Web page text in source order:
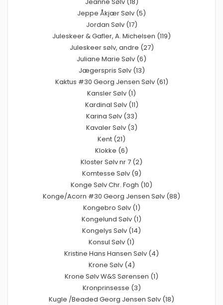
Jeanne Sølv (18)
Jeppe Åkjær Sølv (5)
Jordan Sølv (17)
Juleskeer & Gafler, A. Michelsen (119)
Juleskeer sølv, andre (27)
Juliane Marie Sølv (6)
Jægerspris Sølv (13)
Kaktus #30 Georg Jensen Sølv (61)
Kansler Sølv (1)
Kardinal Sølv (11)
Karina Sølv (33)
Kavaler Sølv (3)
Kent (21)
Klokke (6)
Kloster Sølv nr 7 (2)
Komtesse Sølv (9)
Konge Sølv Chr. Fogh (10)
Konge/Acorn #30 Georg Jensen Sølv (88)
Kongebro Sølv (1)
Kongelund Sølv (1)
Kongelys Sølv (14)
Konsul Sølv (1)
Kristine Hans Hansen Sølv (4)
Krone Sølv (4)
Krone Sølv W&S Sørensen (1)
Kronprinsesse (3)
Kugle /Beaded Georg Jensen Sølv (18)